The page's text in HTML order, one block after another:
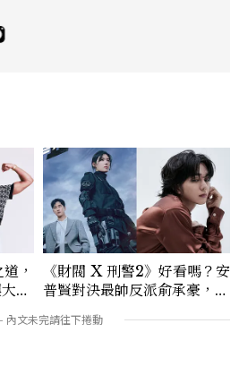
Instagram：hanyunc／Contac
elina.chiang.work@gmail.com
，
家
《財閥 X 刑警2》好看嗎？安
普賢對決最帥反派俞承豪，鄭
卡，用錢輾壓罪犯的陳利手回